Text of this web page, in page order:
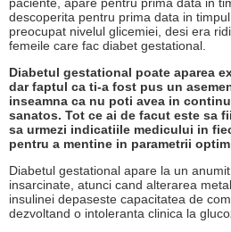
descoperita pentru prima data in
preocupat nivelul glicemiei, desi era
femeile care fac diabet gestational.
Diabetul gestational poate aparea
dar faptul ca ti-a fost pus un
inseamna ca nu poti avea in
sanatos. Tot ce ai de facut este sa
sa urmezi indicatiile medicului in
pentru a mentine in parametrii
Diabetul gestational apare la un
insarcinate, atunci cand alterarea
insulinei depaseste capacitatea de
dezvoltand o intoleranta clinica la